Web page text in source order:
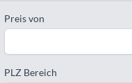
Preis von
PLZ Bereich